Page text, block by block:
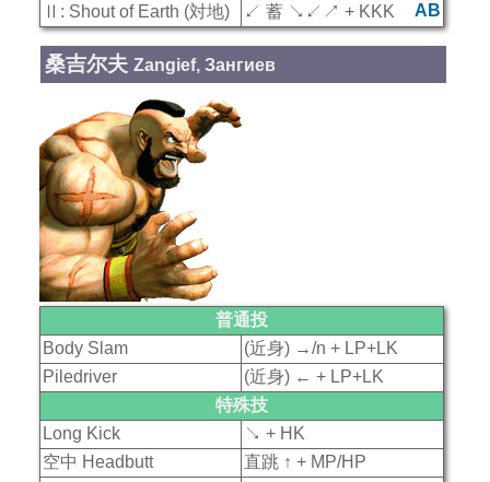
Ⅱ: Shout of Earth (対地)
AB
↙ 蓄 ↘↙↗ + KKK
桑吉尔夫 Zangief, Зангиев
普通投
Body Slam
(近身) →/n + LP+LK
Piledriver
(近身) ← + LP+LK
特殊技
Long Kick
↘ + HK
空中 Headbutt
直跳 ↑ + MP/HP